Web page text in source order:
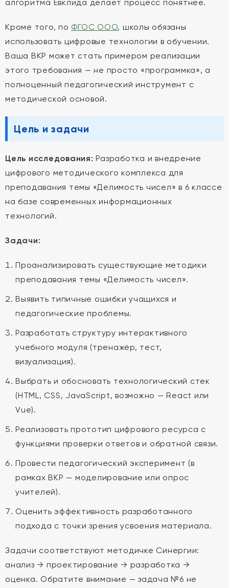
алгоритма Евклида делает процесс понятнее.
Кроме того, по ФГОС ООО, школы обязаны
использовать цифровые технологии в обучении.
Ваша ВКР может стать примером реализации
этого требования — не просто «программка», а
полноценный педагогический инструмент с
методической основой.
Цель и задачи
Цель исследования: Разработка и внедрение
цифрового методического комплекса для
преподавания темы «Делимость чисел» в 6 классе
на базе современных информационных
технологий.
Задачи:
Проанализировать существующие методики
преподавания темы «Делимость чисел».
Выявить типичные ошибки учащихся и
педагогические проблемы.
Разработать структуру интерактивного
учебного модуля (тренажёр, тест,
визуализация).
Выбрать и обосновать технологический стек
(HTML, CSS, JavaScript, возможно — React или
Vue).
Реализовать прототип цифрового ресурса с
функциями проверки ответов и обратной связи.
Провести педагогический эксперимент (в
рамках ВКР — моделирование или опрос
учителей).
Оценить эффективность разработанного
подхода с точки зрения усвоения материала.
Задачи соответствуют методичке Синергии:
анализ → проектирование → разработка →
оценка. Обратите внимание — задача №6 не